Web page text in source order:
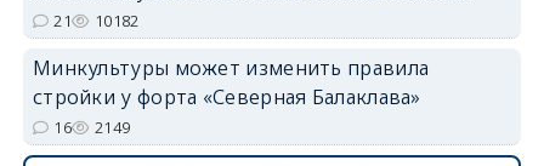
21 10182
Минкультуры может изменить правила
стройки у форта «Северная Балаклава»
16 2149